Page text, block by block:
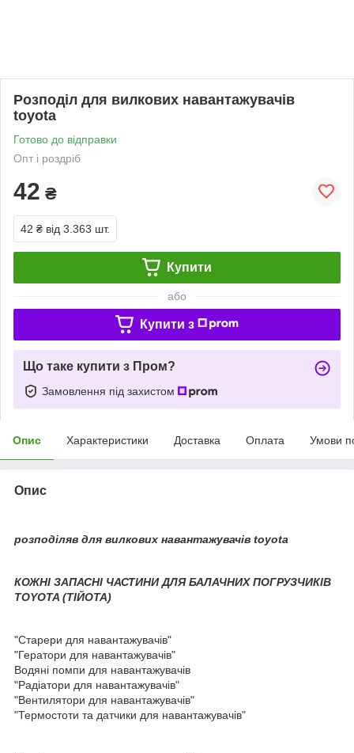
Розподіл для вилкових навантажувачів
toyota
Готово до відправки
Опт і роздріб
42 ₴
42 ₴ від 3.363 шт.
Купити
або
Купити з
Що таке купити з Пром?
Замовлення під захистом
Опис Характеристики Доставка Оплата Умови
Опис
розподіляв для вилкових навантажувачів toyota
КОЖНІ ЗАПАСНІ ЧАСТИНИ ДЛЯ БАЛАЧНИХ ПОГРУЗЧИКІВ
TOYOTA (ТІЙОТА)
"Старери для навантажувачів"
"Гератори для навантажувачів"
Водяні помпи для навантажувачів
"Радіатори для навантажувачів"
"Вентилятори для навантажувачів"
"Термостоти та датчики для навантажувачів"